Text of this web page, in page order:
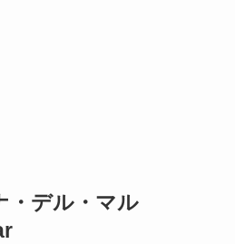
・デル・マル